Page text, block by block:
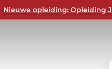
Nieuwe opleiding: Opleiding
waarin theorie, praktijk,